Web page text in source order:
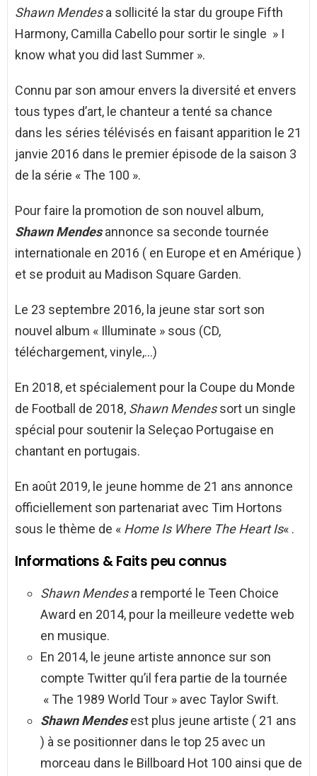
Shawn Mendesa sollicité la star du groupe Fifth
Harmony, Camilla Cabello pour sortir le single » I
know what you did last Summer ».
Connu par son amour envers la diversité et envers
tous types d’art, le chanteur a tenté sa chance
dans les séries télévisés en faisant apparition le 21
janvie 2016 dans le premier épisode de la saison 3
de la série « The 100 ».
Pour faire la promotion de son nouvel album,
Shawn Mendesannonce sa seconde tournée
internationale en 2016 ( en Europe et en Amérique )
et se produit au Madison Square Garden.
Le 23 septembre 2016, la jeune star sort son
nouvel album « Illuminate » sous (CD,
téléchargement, vinyle,…)
En 2018, et spécialement pour la Coupe du Monde
de Football de 2018, Shawn Mendessort un single
spécial pour soutenir la Seleçao Portugaise en
chantant en portugais.
En août 2019, le jeune homme de 21 ans annonce
officiellement son partenariat avec Tim Hortons
sous le thème de « Home Is Where The Heart Is« .
Informations & Faits peu connus
Shawn Mendesa remporté le Teen Choice
Award en 2014, pour la meilleure vedette web
en musique.
En 2014, le jeune artiste annonce sur son
compte Twitter qu’il fera partie de la tournée
« The 1989 World Tour » avec Taylor Swift.
Shawn Mendesest plus jeune artiste ( 21 ans
) à se positionner dans le top 25 avec un
morceau dans le Billboard Hot 100 ainsi que de